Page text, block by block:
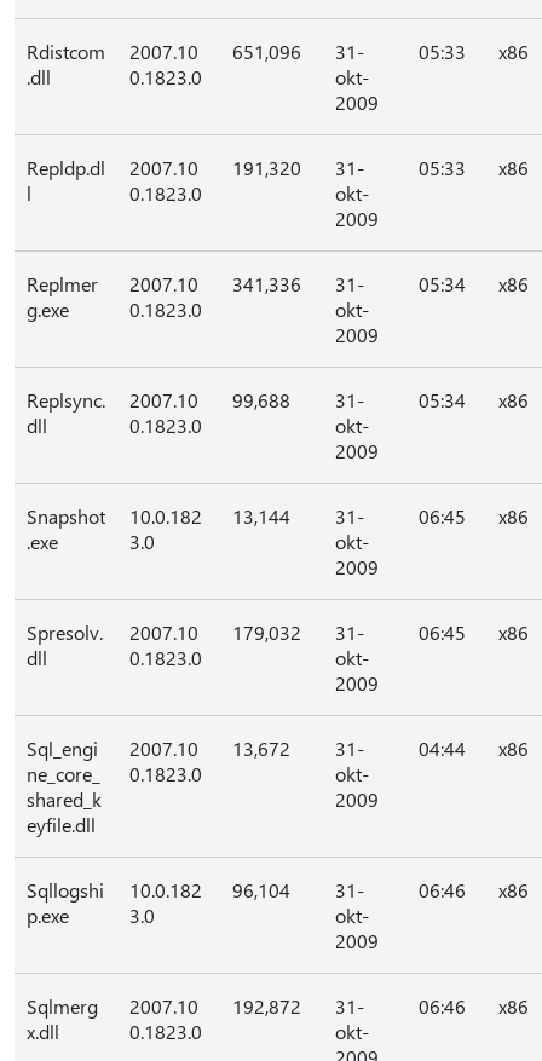
Rdistcom
.dll
2007.10
0.1823.0
651,096
31-
okt-
2009
05:33 x86
Repldp.dl
l
2007.10
0.1823.0
191,320
31-
okt-
2009
05:33 x86
Replmer
g.exe
2007.10
0.1823.0
341,336
31-
okt-
2009
05:34 x86
Replsync.
dll
2007.10
0.1823.0
99,688
31-
okt-
2009
05:34 x86
Snapshot
.exe
10.0.182
3.0
13,144
31-
okt-
2009
06:45 x86
Spresolv.
dll
2007.10
0.1823.0
179,032
31-
okt-
2009
06:45 x86
Sql_engi
ne_core_
shared_k
eyfile.dll
2007.10
0.1823.0
13,672
31-
okt-
2009
04:44 x86
Sqllogshi
p.exe
10.0.182
3.0
96,104
31-
okt-
2009
06:46 x86
Sqlmerg
x.dll
2007.10
0.1823.0
192,872
31-
okt-
06:46 x86